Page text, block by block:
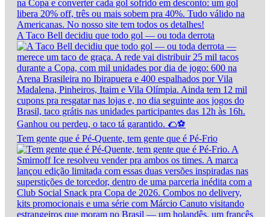
A Taco Bell decidiu que todo gol — ou toda derrota
Tem gente que é Pé-Quente, tem gente que é Pé-Frio